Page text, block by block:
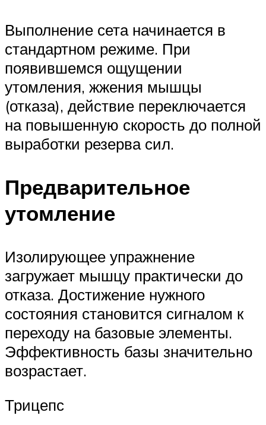
Выполнение сета начинается в
стандартном режиме. При
появившемся ощущении
утомления, жжения мышцы
(отказа), действие переключается
на повышенную скорость до полной
выработки резерва сил.
Предварительное
утомление
Изолирующее упражнение
загружает мышцу практически до
отказа. Достижение нужного
состояния становится сигналом к
переходу на базовые элементы.
Эффективность базы значительно
возрастает.
Трицепс